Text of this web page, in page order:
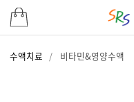
수액치료 비타민&영양수액